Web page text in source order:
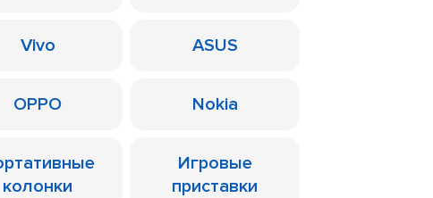
Vivo ASUS
OPPO Nokia
колонки
Игровые
приставки